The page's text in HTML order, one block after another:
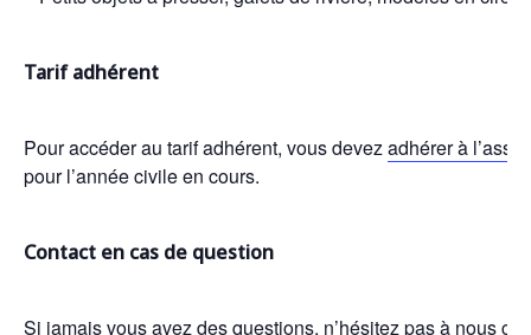
Tarif adhérent
Pour accéder au tarif adhérent, vous devezadhérer à
pour l’année civile en cours.
Contact en cas de question
Si jamais vous avez des questions, n’hésitez pas à nous